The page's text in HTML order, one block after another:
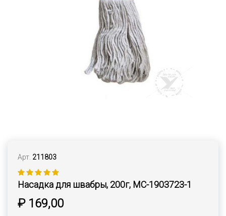
Арт. 211803
Насадка для швабры, 200г, MC-1903723-1
₽ 169,00